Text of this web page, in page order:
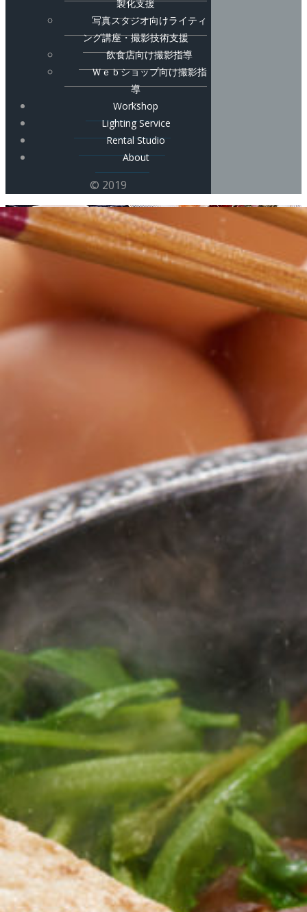
製化支援
写真スタジオ向けライティ
ング講座・撮影技術支援
飲食店向け撮影指導
Ｗｅｂショップ向け撮影指
導
Workshop
Lighting Service
Rental Studio
About
© 2019
飲食店向け撮影指導
飲食店向け撮影指導
宴会・グルメ情報サイトを利用している飲食店のメニュー写
真に対する悩みは、Webショップ以上のものがあります。
情報サイト掲載用やメニューブック・ＳＮＳ用の写真の良し
悪しが、売上に直結することを身にしみて感じていると思い
ます。店舗数が多ければプロのカメラマンに撮影依頼するこ
ともできますが、１店舗ではそうもいきません。 撮影支援
ドットコムの運営会社スタジオライトワークスは長年、料理
写真にも取組んでまいりました。単に美しいだけではなく美
味しさまで伝えることができる撮影ノウハウをご提供いたし
ます。御社の業種に最適なライティング方法・撮影方法を、
お手持ちの機材を生かしできるだけ出費を抑えた形でご提案
いたします。